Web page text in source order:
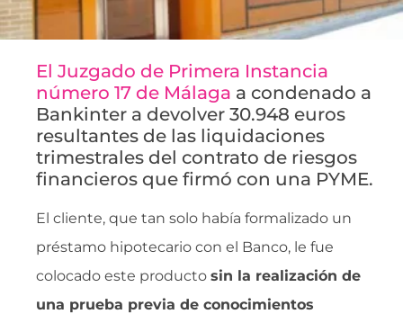
El Juzgado de Primera Instancia
número 17 de Málaga a condenado a
Bankinter a devolver 30.948 euros
resultantes de las liquidaciones
trimestrales del contrato de riesgos
financieros que firmó con una PYME.
El cliente, que tan solo había formalizado un
préstamo hipotecario con el Banco, le fue
colocado este producto sin la realización de
una prueba previa de conocimientos